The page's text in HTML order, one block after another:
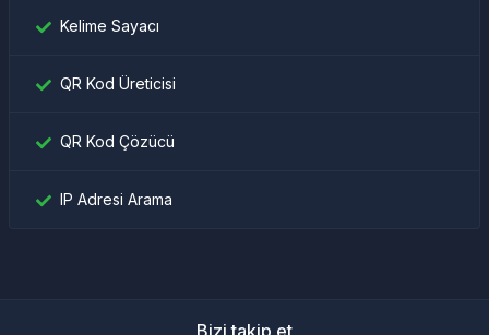
Kelime Sayacı
QR Kod Üreticisi
QR Kod Çözücü
IP Adresi Arama
Bizi takip et